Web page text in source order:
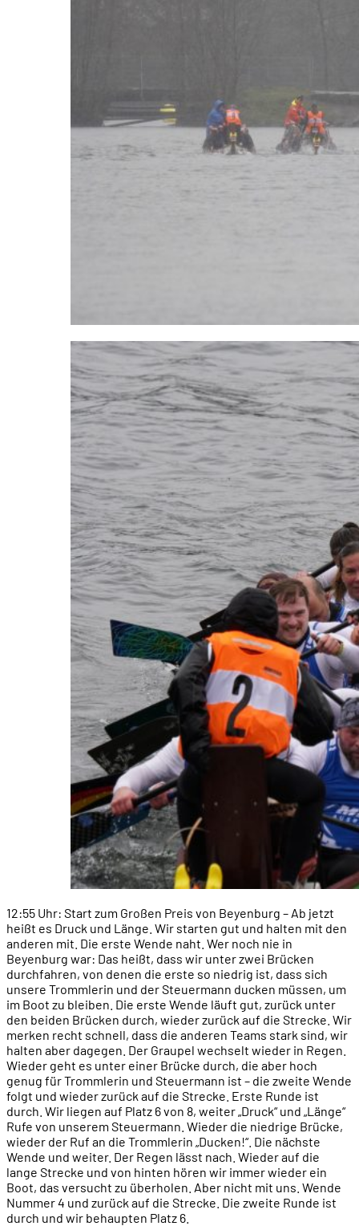
12:55 Uhr: Start zum Großen Preis von Beyenburg – Ab jetzt
heißt es Druck und Länge. Wir starten gut und halten mit den
anderen mit. Die erste Wende naht. Wer noch nie in
Beyenburg war: Das heißt, dass wir unter zwei Brücken
durchfahren, von denen die erste so niedrig ist, dass sich
unsere Trommlerin und der Steuermann ducken müssen, um
im Boot zu bleiben. Die erste Wende läuft gut, zurück unter
den beiden Brücken durch, wieder zurück auf die Strecke. Wir
merken recht schnell, dass die anderen Teams stark sind, wir
halten aber dagegen. Der Graupel wechselt wieder in Regen.
Wieder geht es unter einer Brücke durch, die aber hoch
genug für Trommlerin und Steuermann ist – die zweite Wende
folgt und wieder zurück auf die Strecke. Erste Runde ist
durch. Wir liegen auf Platz 6 von 8, weiter „Druck“ und „Länge“
Rufe von unserem Steuermann. Wieder die niedrige Brücke,
wieder der Ruf an die Trommlerin „Ducken!“. Die nächste
Wende und weiter. Der Regen lässt nach. Wieder auf die
lange Strecke und von hinten hören wir immer wieder ein
Boot, das versucht zu überholen. Aber nicht mit uns. Wende
Nummer 4 und zurück auf die Strecke. Die zweite Runde ist
durch und wir behaupten Platz 6.